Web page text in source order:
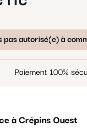
pas autorisé(e) à
Paiement 100%
à Crépins Ouest